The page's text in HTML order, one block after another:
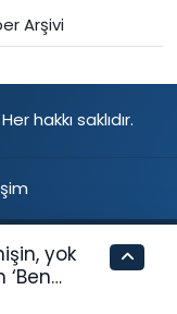
Arşivi
hakkı saklıdır.
yok